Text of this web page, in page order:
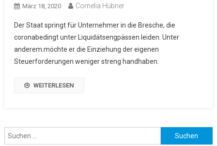
März 18, 2020 Cornelia Hübner
Der Staat springt für Unternehmer in die Bresche, die
coronabedingt unter Liquidätsengpässen leiden. Unter
anderem.möchte er die Einziehung der eigenen
Steuerforderungen weniger streng handhaben.
WEITERLESEN
Suchen nach: